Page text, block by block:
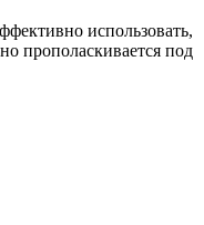
использовать,
прополаскивается под